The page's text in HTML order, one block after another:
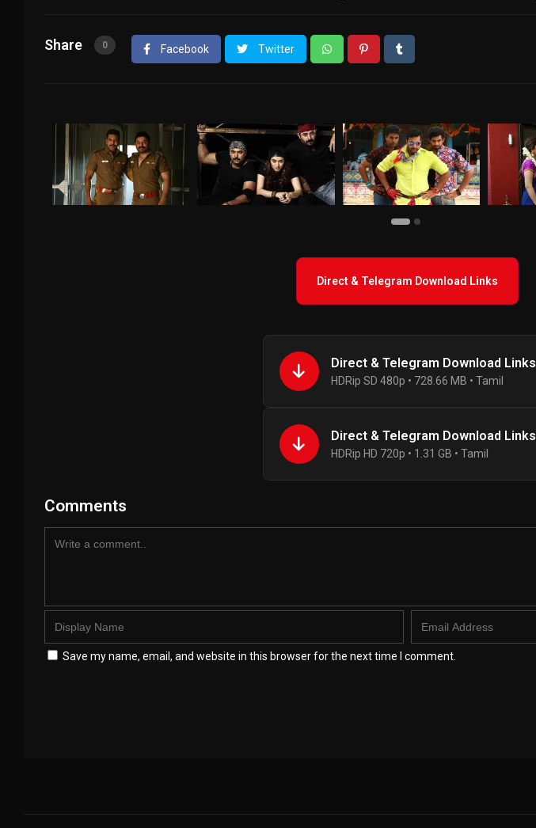
Share 0 Facebook Twitter
Direct & Telegram Download Links
Direct & Telegram Download Links
HDRip SD 480p • 728.66 MB • Tamil
Direct & Telegram Download Links
HDRip HD 720p • 1.31 GB • Tamil
Comments
Save my name, email, and website in this browser for the next time I comment.